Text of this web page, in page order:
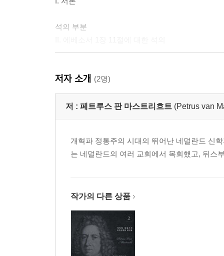
석의 부분
교리 부분
III. 하나님은 모든 것 안에서 모든 것을 역사한다.
VI. 하나님의 위격에 고유한 사역 방식
VII. 하나님 사역의 배분
VIII. 하나님의 사역과 관련된 네 가지 논쟁
실천 부분
IX. 1. 하나님의 유효성은 하나님의 영광을 나타낸
X. 2. 하나님의 유효성은 불경건을 책망한다.
저자 소개 (2명)
저 : 페트루스 판 마스트리흐트 (Petrus van
개혁파 정통주의 시대의 뛰어난 네덜란드 신
는 네덜란드의 여러 교회에서 목회했고, 뒤스
작가의 다른 상품